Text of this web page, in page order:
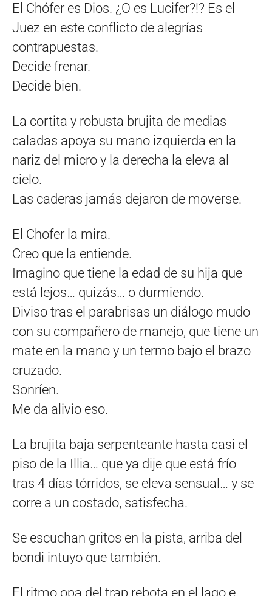
El Chófer es Dios. ¿O es Lucifer?!? Es el
Juez en este conflicto de alegrías
contrapuestas.
Decide frenar.
Decide bien.
La cortita y robusta brujita de medias
caladas apoya su mano izquierda en la
nariz del micro y la derecha la eleva al
cielo.
Las caderas jamás dejaron de moverse.
El Chofer la mira.
Creo que la entiende.
Imagino que tiene la edad de su hija que
está lejos… quizás… o durmiendo.
Diviso tras el parabrisas un diálogo mudo
con su compañero de manejo, que tiene un
mate en la mano y un termo bajo el brazo
cruzado.
Sonríen.
Me da alivio eso.
La brujita baja serpenteante hasta casi el
piso de la Illia… que ya dije que está frío
tras 4 días tórridos, se eleva sensual… y se
corre a un costado, satisfecha.
Se escuchan gritos en la pista, arriba del
bondi intuyo que también.
El ritmo opa del trap rebota en el lago e